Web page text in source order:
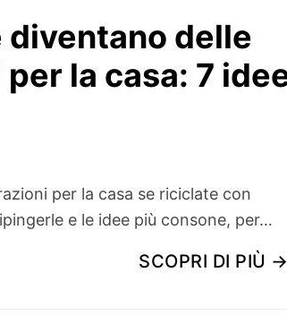
diventano delle
la casa: 7
per la casa se riciclate con
e le idee più consone, per…
SCOPRI DI PIÙ →